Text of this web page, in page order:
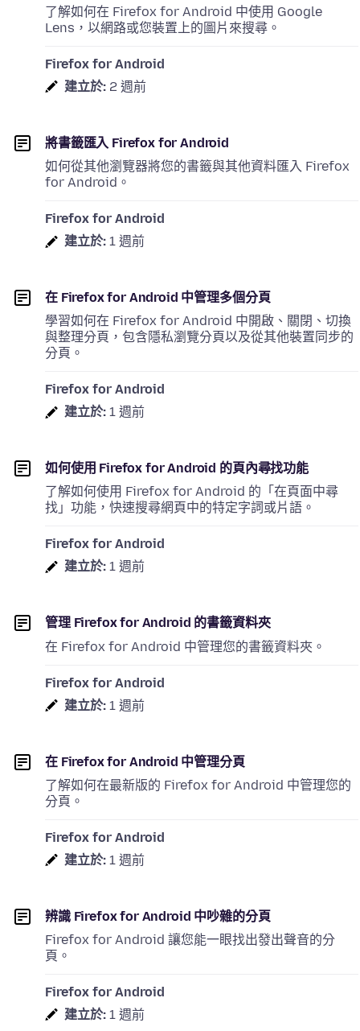
了解如何在 Firefox for Android 中使用 Google
Lens，以網路或您裝置上的圖片來搜尋。
Firefox for Android
建立於: 2 週前
將書籤匯入 Firefox for Android
如何從其他瀏覽器將您的書籤與其他資料匯入 Firefox
for Android。
Firefox for Android
建立於: 1 週前
在 Firefox for Android 中管理多個分頁
學習如何在 Firefox for Android 中開啟、關閉、切換
與整理分頁，包含隱私瀏覽分頁以及從其他裝置同步的
分頁。
Firefox for Android
建立於: 1 週前
如何使用 Firefox for Android 的頁內尋找功能
了解如何使用 Firefox for Android 的「在頁面中尋
找」功能，快速搜尋網頁中的特定字詞或片語。
Firefox for Android
建立於: 1 週前
管理 Firefox for Android 的書籤資料夾
在 Firefox for Android 中管理您的書籤資料夾。
Firefox for Android
建立於: 1 週前
在 Firefox for Android 中管理分頁
了解如何在最新版的 Firefox for Android 中管理您的
分頁。
Firefox for Android
建立於: 1 週前
辨識 Firefox for Android 中吵雜的分頁
Firefox for Android 讓您能一眼找出發出聲音的分
頁。
Firefox for Android
建立於: 1 週前